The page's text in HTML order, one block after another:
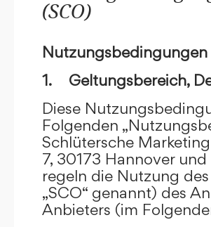
(SCO)
Nutzungsbedingungen
1. Geltungsbereich,
Diese
Folgenden
Schlütersche
7, 30173 Hannover
regeln die Nutzung
„SCO“ genannt) des
Anbieters (im